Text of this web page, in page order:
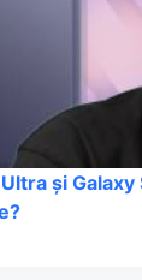
și Galaxy